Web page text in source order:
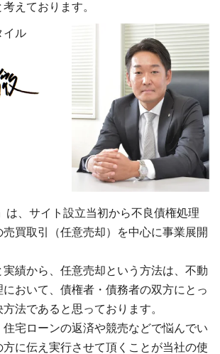
えております。
イル
は、サイト設立当初から不良債権処理
買取引（任意売却）を中心に事業展開
実績から、任意売却という方法は、不動
おいて、債権者・債務者の双方にとっ
法であると思っております。
住宅ローンの返済や競売などで悩んでい
方に伝え実行させて頂くことが当社の使